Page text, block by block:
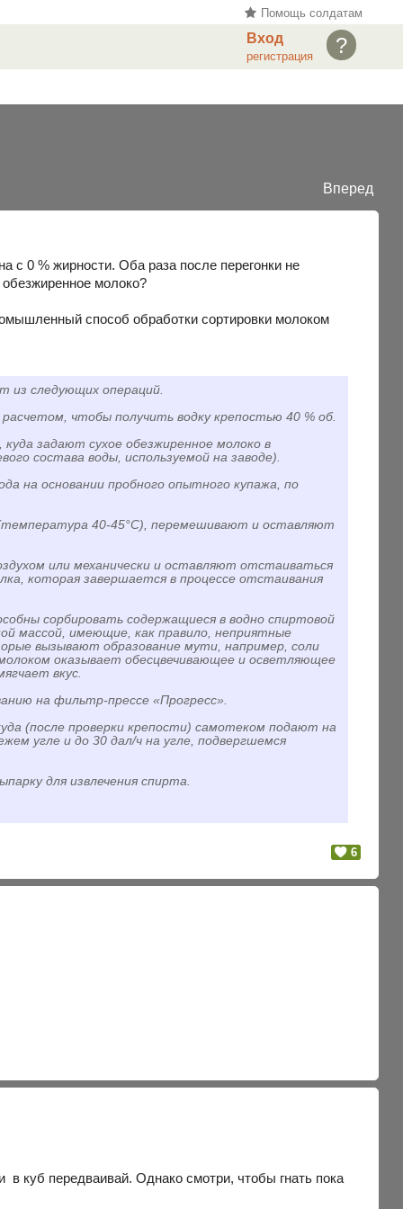
Помощь солдатам
?
Вход
регистрация
Вперед
0 % жирности. Оба раза после перегонки не
молоко?
способ обработки сортировки молоком
из следующих операций.
чтобы получить водку крепостью 40 % об.
задают сухое обезжиренное молоко в
состава воды, используемой на заводе).
на основании пробного опытного купажа, по
40-45°С), перемешивают и оставляют
или механически и оставляют отстаиваться
которая завершается в процессе отстаивания
сорбировать содержащиеся в водно спиртовой
массой, имеющие, как правило, неприятные
вызывают образование мути, например, соли
оказывает обесцвечивающее и осветляющее
вкус.
на фильтр-прессе «Прогресс».
(после проверки крепости) самотеком подают на
угле и до 30 дал/ч на угле, подвергшемся
для извлечения спирта.
6
в куб передваивай. Однако смотри, чтобы гнать пока